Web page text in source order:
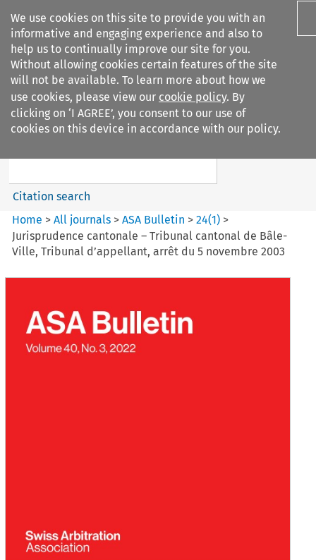
We use cookies on this site to provide you with an
informative and engaging experience and also to
help us to continually improve our site for you.
Without allowing cookies certain features of the site
will not be available. To learn more about how we
use cookies, please view our cookie policy. By
clicking on ‘I AGREE’, you consent to our use of
cookies on this device in accordance with our policy.
Search filters
ASA Bulletin
Search content
Citation search
Home >All journals >ASA Bulletin >24(1) >
Jurisprudence cantonale – Tribunal cantonal de Bâle-
Ville, Tribunal d’appellant, arrêt du 5 novembre 2003